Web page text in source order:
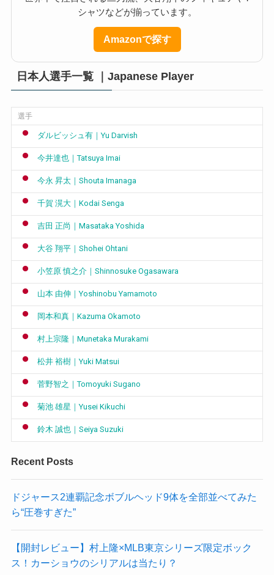
シャツなどが揃っています。
Amazonで探す
日本人選手一覧 ｜Japanese Player
選手
ダルビッシュ有｜Yu Darvish
今井達也｜Tatsuya Imai
今永 昇太｜Shouta Imanaga
千賀 滉大｜Kodai Senga
吉田 正尚｜Masataka Yoshida
大谷 翔平｜Shohei Ohtani
小笠原 慎之介｜Shinnosuke Ogasawara
山本 由伸｜Yoshinobu Yamamoto
岡本和真｜Kazuma Okamoto
村上宗隆｜Munetaka Murakami
松井 裕樹｜Yuki Matsui
菅野智之｜Tomoyuki Sugano
菊池 雄星｜Yusei Kikuchi
鈴木 誠也｜Seiya Suzuki
Recent Posts
ドジャース2連覇記念ボブルヘッド9体を全部並べてみた
ら“圧巻すぎた”
【開封レビュー】村上隆×MLB東京シリーズ限定ボック
ス！カーショウのシリアルは当たり？